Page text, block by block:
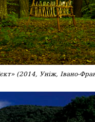
(2014, Уніж, Івано-